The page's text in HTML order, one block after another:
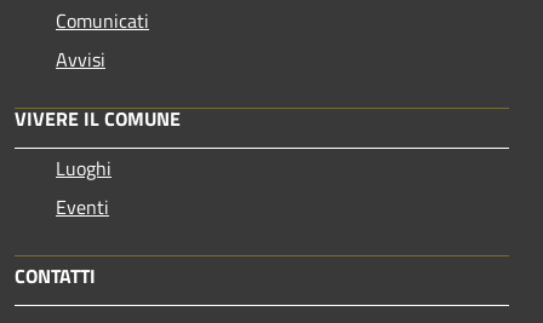
Comunicati
Avvisi
VIVERE IL COMUNE
Luoghi
Eventi
CONTATTI